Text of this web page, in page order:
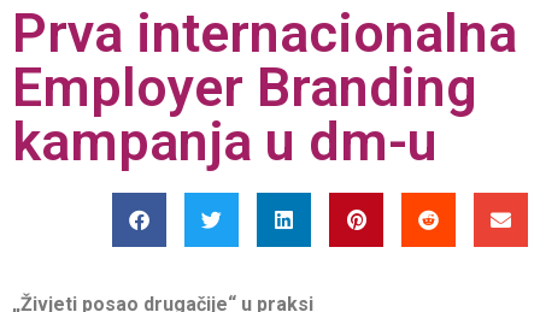
Prva internacionalna
Employer Branding
kampanja u dm-u
„Živjeti posao drugačije“ u praksi